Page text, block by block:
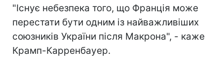
"Існує небезпека того, що Франція може
перестати бути одним із найважливіших
союзників України після Макрона", - каже
Крамп-Карренбауер.